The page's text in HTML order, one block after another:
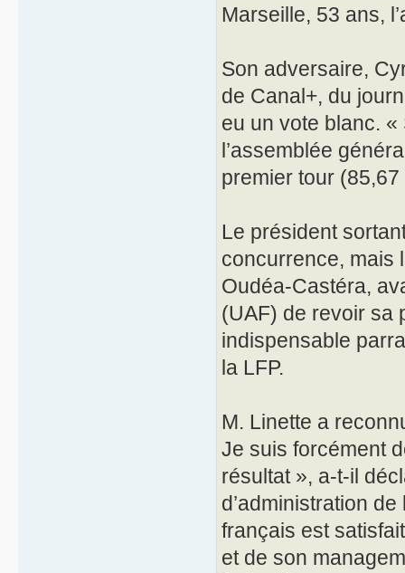
Marseille, 53 ans,
Son adversaire,
de Canal+, du
eu un vote blanc. «
l’assemblée
premier tour
Le président
concurrence, mais
Oudéa-Castéra,
(UAF) de revoir sa
indispensable
la LFP.
M. Linette a
Je suis forcément
résultat », a-t-il
d’administration
français est
et de son